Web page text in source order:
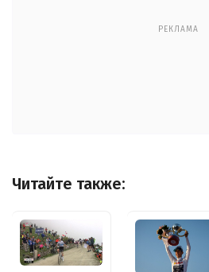
РЕКЛАМА
Читайте также: